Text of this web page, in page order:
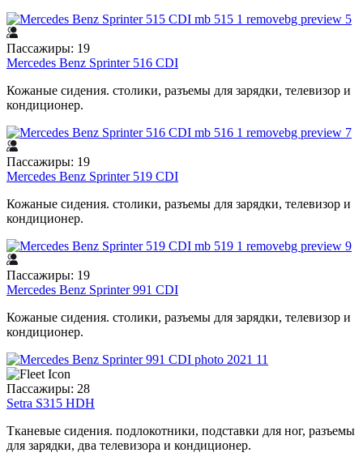
Пассажиры: 19
Mercedes Benz Sprinter 516 CDI
Кожаные сидения. столики, разъемы для зарядки, телевизор и
кондиционер.
Пассажиры: 19
Mercedes Benz Sprinter 519 CDI
Кожаные сидения. столики, разъемы для зарядки, телевизор и
кондиционер.
Пассажиры: 19
Mercedes Benz Sprinter 991 CDI
Кожаные сидения. столики, разъемы для зарядки, телевизор и
кондиционер.
Пассажиры: 28
Setra S315 HDH
Тканевые сидения. подлокотники, подставки для ног, разъемы
для зарядки, два телевизора и кондиционер.